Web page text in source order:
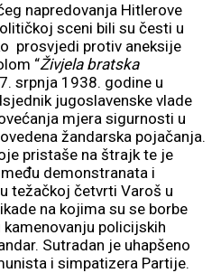
napredovanja Hitlerove
sceni bili su česti u
prosvjedi protiv aneksije
“Živjela bratska
srpnja 1938. godine u
jugoslavenske vlade
mjera sigurnosti u
žandarska pojačanja.
pristaše na štrajk te je
demonstranata i
težačkoj četvrti Varoš u
na kojima su se borbe
kamenovanju policijskih
Sutradan je uhapšeno
i simpatizera Partije.